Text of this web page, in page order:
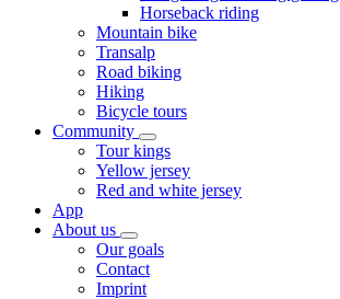
Horseback riding
Mountain bike
Transalp
Road biking
Hiking
Bicycle tours
Community
Tour kings
Yellow jersey
Red and white jersey
App
About us
Our goals
Contact
Imprint